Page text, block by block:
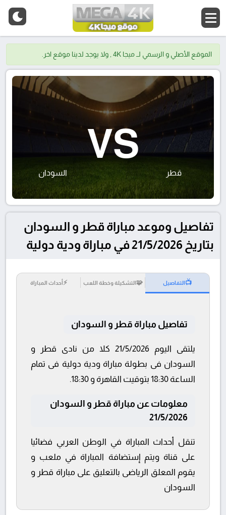
الموقع الأصلي و الرسمي لــ ميجا 4K , ولا يوجد لدينا موقع اخر.
قطر
VS
السودان
تفاصيل وموعد مباراة قطر و السودان
بتاريخ 21/5/2026 في مباراة ودية دولية
📺التفاصيل 🧩التشكيلة وخطة اللعب ⚡أحداث المباراة
تفاصيل مباراة قطر و السودان
يلتقى اليوم 21/5/2026 كلا من نادى قطر و
السودان فى بطولة مباراة ودية دولية فى تمام
الساعة 18:30 بتوقيت القاهرة و 18:30.
معلومات عن مباراة قطر و السودان
21/5/2026
تنقل أحداث المباراة في الوطن العربي فضائيا
على قناة ويتم إستضافة المباراة في ملعب و
يقوم المعلق الرياضى بالتعليق على مباراة قطر و
السودان